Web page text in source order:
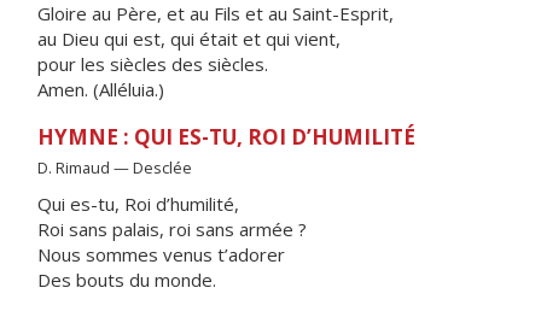
Gloire au Père, et au Fils et au Saint-Esprit,
au Dieu qui est, qui était et qui vient,
pour les siècles des siècles.
Amen. (Alléluia.)
HYMNE : QUI ES-TU, ROI D’HUMILITÉ
D. Rimaud — Desclée
Qui es-tu, Roi d’humilité,
Roi sans palais, roi sans armée ?
Nous sommes venus t’adorer
Des bouts du monde.